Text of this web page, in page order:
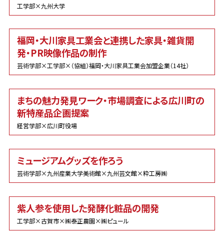
工学部×九州大学
福岡・大川家具工業会と連携した家具・雑貨開
発・PR映像作品の制作
芸術学部×工学部×（協組）福岡・大川家具工業会加盟企業（14社）
まちの魅力発見ワーク・市場調査による広川町の
新特産品企画提案
経営学部×広川町役場
ミュージアムグッズを作ろう
芸術学部×九州産業大学美術館×九州芸文館×粋工房㈱
紫人参を使用した発酵化粧品の開発
工学部×古賀市×㈱泰正農園×㈱ピュール